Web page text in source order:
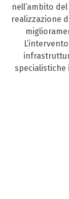
nell’ambito del
realizzazione
specialistiche